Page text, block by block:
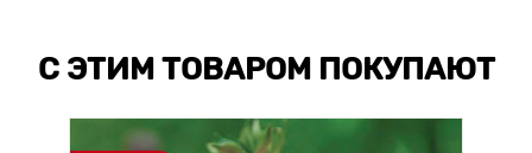
С ЭТИМ ТОВАРОМ ПОКУПАЮТ